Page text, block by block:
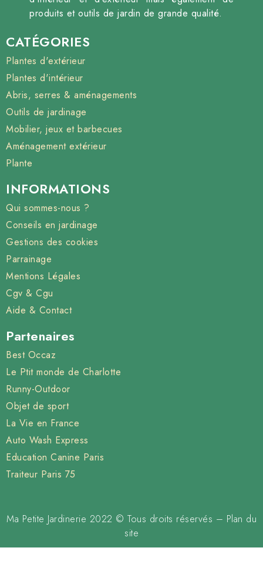
produits et outils de jardin de grande qualité.
CATÉGORIES
Plantes d'extérieur
Plantes d'intérieur
Abris, serres & aménagements
Outils de jardinage
Mobilier, jeux et barbecues
Aménagement extérieur
Plante
INFORMATIONS
Qui sommes-nous ?
Conseils en jardinage
Gestions des cookies
Parrainage
Mentions Légales
Cgv & Cgu
Aide & Contact
Partenaires
Best Occaz
Le Ptit monde de Charlotte
Runny-Outdoor
Objet de sport
La Vie en France
Auto Wash Express
Education Canine Paris
Traiteur Paris 75
Ma Petite Jardinerie 2022 © Tous droits réservés – Plan du
site